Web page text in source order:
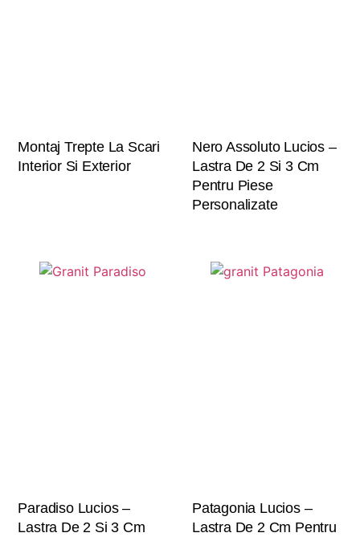
Montaj Trepte La Scari
Interior Si Exterior
Nero Assoluto Lucios –
Lastra De 2 Si 3 Cm
Pentru Piese
Personalizate
Paradiso Lucios –
Lastra De 2 Si 3 Cm
Patagonia Lucios –
Lastra De 2 Cm Pentru